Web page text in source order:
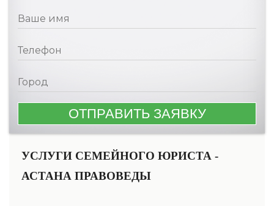
УСЛУГИ СЕМЕЙНОГО ЮРИСТА -
АСТАНА ПРАВОВЕДЫ